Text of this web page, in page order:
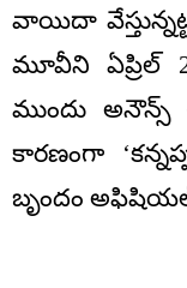
వాయిదా
మూవీని ఏప్రిల్
ముందు అనౌన్స్
కారణంగా
బృందం